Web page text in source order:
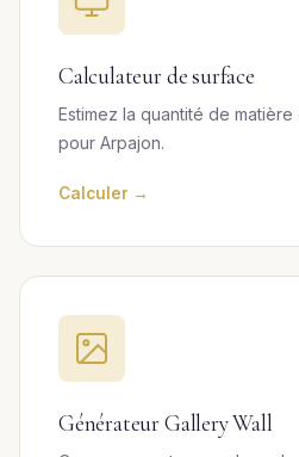
Calculateur de surface
Estimez la quantité de
pour Arpajon.
Calculer →
Générateur Gallery Wall